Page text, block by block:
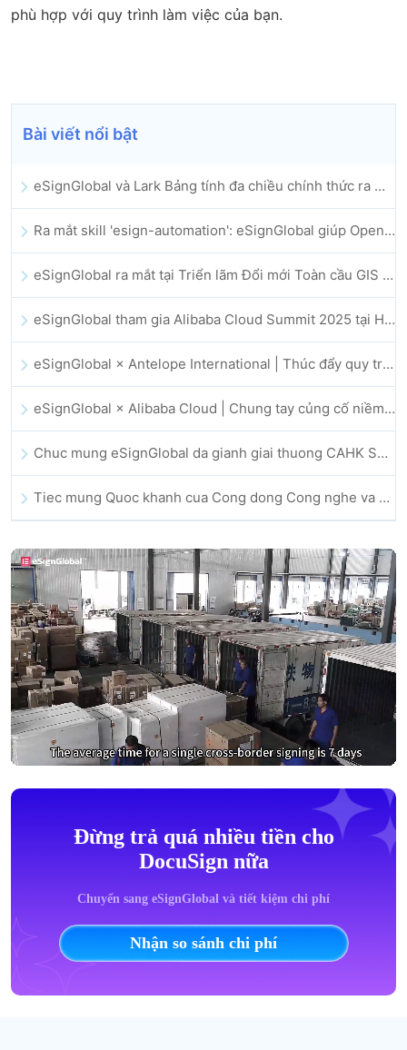
phù hợp với quy trình làm việc của bạn.
Bài viết nổi bật
eSignGlobal và Lark Bảng tính đa chiều chính thức ra mắt: Tự động hóa toàn bộ quy trình ký kết và lưu trữ hợp đồng điện tử
Ra mắt skill 'esign-automation': eSignGlobal giúp OpenClaw triển khai chữ ký điện tử tự động
eSignGlobal ra mắt tại Triển lãm Đổi mới Toàn cầu GIS 2025
eSignGlobal tham gia Alibaba Cloud Summit 2025 tại Hong Kong, thúc đẩy đổi mới đám mây do AI dẫn dắt và niềm tin số
eSignGlobal × Antelope International | Thúc đẩy quy trình làm việc số an toàn và vận hành bởi AI
eSignGlobal × Alibaba Cloud | Chung tay củng cố niềm tin số toàn cầu cho lĩnh vực fintech
Chuc mung eSignGlobal da gianh giai thuong CAHK STAR Award 2025
Tiec mung Quoc khanh cua Cong dong Cong nghe va Doi moi sang tao Hong Kong
Đừng trả quá nhiều tiền cho
DocuSign nữa
Chuyển sang eSignGlobal và tiết kiệm chi phí
Nhận so sánh chi phí